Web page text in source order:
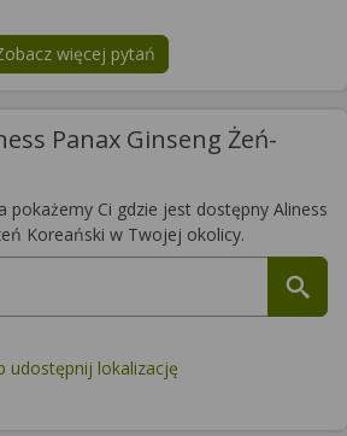
więcej pytań
na tematAliness Panax Ginseng
Panax Ginseng Żeń-
pokażemy Ci gdzie jest dostępny Aliness
Koreański w Twojej okolicy.
udostępnij lokalizację